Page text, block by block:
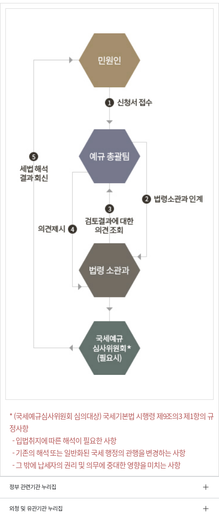
* (국세예규심사위원회 심의대상) 국세기본법 시행령 제9조의3 제1항의 규
정사항
- 입법취지에 따른 해석이 필요한 사항
- 기존의 해석 또는 일반화된 국세 행정의 관행을 변경하는 사항
- 그 밖에 납세자의 권리 및 의무에 중대한 영향을 미치는 사항
정부 관련기관 누리집
외청 및 유관기관 누리집